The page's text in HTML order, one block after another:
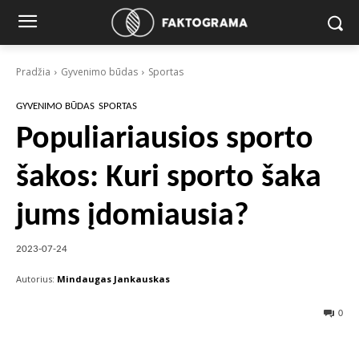
Pradžia Gyvenimo būdas Sportas
GYVENIMO BŪDAS SPORTAS
Populiariausios sporto
šakos: Kuri sporto šaka
jums įdomiausia?
2023-07-24
Autorius: Mindaugas Jankauskas
0